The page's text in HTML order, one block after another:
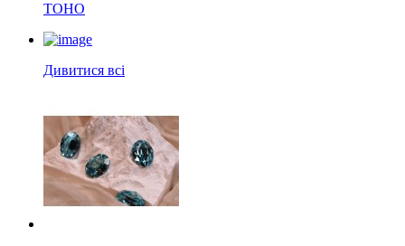
TOHO
Дивитися всі